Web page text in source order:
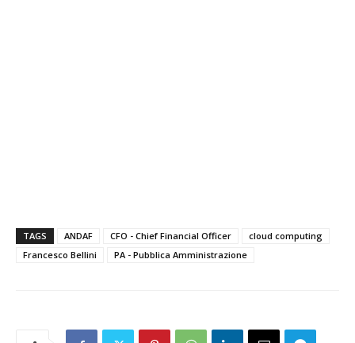
TAGS ANDAF CFO - Chief Financial Officer
cloud computing
Francesco Bellini
PA - Pubblica Amministrazione